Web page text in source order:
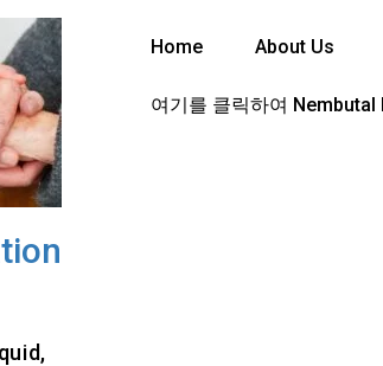
Home About Us
여기를 클릭하여